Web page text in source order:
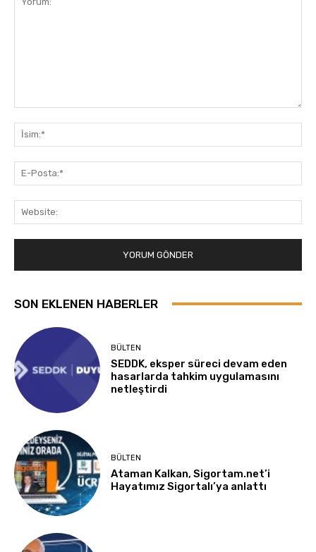
SON EKLENEN HABERLER
BÜLTEN
SEDDK, eksper süreci devam eden
hasarlarda tahkim uygulamasını
netleştirdi
BÜLTEN
Ataman Kalkan, Sigortam.net’i
Hayatımız Sigortalı’ya anlattı